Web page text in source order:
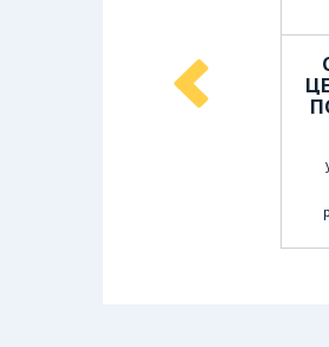
СЕРВИСНЫЙ
ЦЕНТР
ПРЕЛЮДИЯ